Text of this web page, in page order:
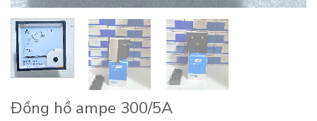
Đồng hồ ampe 300/5A